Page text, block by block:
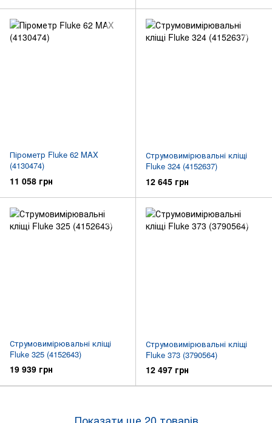
Пірометр Fluke 62 MAX
(4130474)
11 058 грн
Струмовимірювальні кліщі
Fluke 324 (4152637)
12 645 грн
Струмовимірювальні кліщі
Fluke 325 (4152643)
19 939 грн
Струмовимірювальні кліщі
Fluke 373 (3790564)
12 497 грн